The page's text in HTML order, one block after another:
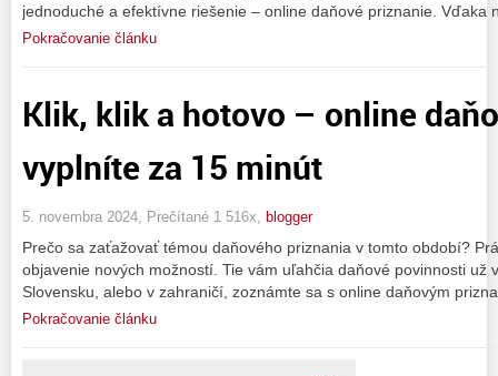
jednoduché a efektívne riešenie – online daňové priznanie. Vďaka
Pokračovanie článku
Klik, klik a hotovo – online
vyplníte za 15 minút
5. novembra 2024, Prečítané 1 516x, blogger
Prečo sa zaťažovať témou daňového priznania v tomto období?
objavenie nových možností. Tie vám uľahčia daňové povinnosti už
Slovensku, alebo v zahraničí, zoznámte sa s online daňovým
Pokračovanie článku